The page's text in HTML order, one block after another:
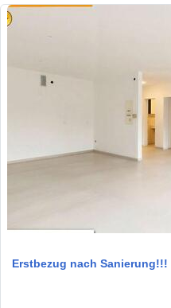
Erstbezug nach Sanierung!!!